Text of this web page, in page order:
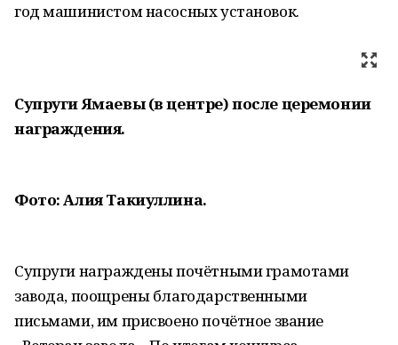
год машинистом насосных установок.
Супруги Ямаевы (в центре) после церемонии
награждения.
Фото: Алия Такиуллина.
Супруги награждены почётными грамотами
завода, поощрены благодарственными
письмами, им присвоено почётное звание